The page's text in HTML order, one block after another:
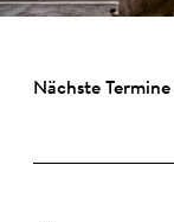
Nächste